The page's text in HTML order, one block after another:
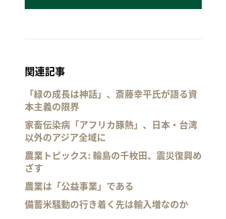
関連記事
「緑の成長は神話」、斎藤幸平氏が語る資
本主義の限界
家畜伝染病「アフリカ豚熱」、日本・台湾
以外のアジア全域に
農業トピックス: 輪島の千枚田、震災復興め
ざす
農業は「公益事業」である
備蓄米騒動の行き着く先は輸入増なのか